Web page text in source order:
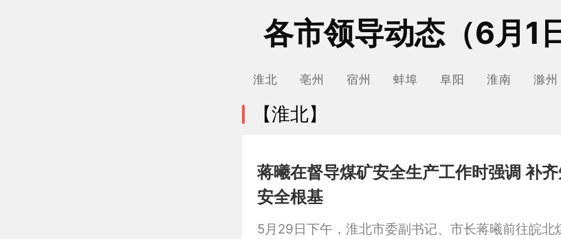
各市领导动态（6月1
淮北 亳州 宿州 蚌埠 阜阳 淮南 滁州
【淮北】
蒋曦在督导煤矿安全生产工作时强调 补齐短板弱项 夯实
安全根基
5月29日下午，淮北市委副书记、市长蒋曦前往皖北